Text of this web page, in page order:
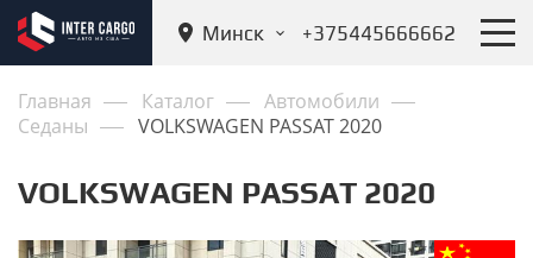
Минск +375445666662
Главная Каталог
Автомобили
Седаны
VOLKSWAGEN PASSAT 2020
VOLKSWAGEN PASSAT 2020